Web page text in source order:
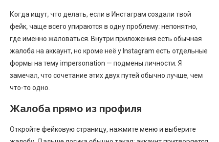
Когда ищут, что делать, если в Инстаграм создали твой
фейк, чаще всего упираются в одну проблему: непонятно,
где именно жаловаться. Внутри приложения есть обычная
жалоба на аккаунт, но кроме неё у Instagram есть отдельные
формы на тему impersonation — подмены личности. Я
замечал, что сочетание этих двух путей обычно лучше, чем
что-то одно.
Жалоба прямо из профиля
Откройте фейковую страницу, нажмите меню и выберите